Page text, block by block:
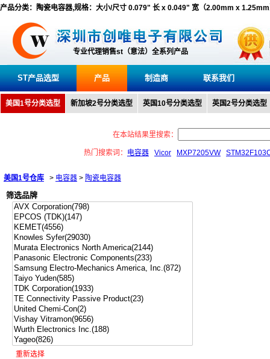
产品分类：陶瓷电容器,规格：大小/尺寸 0.079" 长 x 0.049" 宽（2.00mm x
专业代理销售st（意法）全系列产品
ST产品选型 产品 制造商 联系我们
美国1号分类选型 新加坡2号分类选型 英国10号分类选型 英国2号分类选型
在本站结果里搜索：
热门搜索词： 电容器 Vicor MXP7205VW
美国1号仓库 > 电容器 > 陶瓷电容器
筛选品牌
重新选择